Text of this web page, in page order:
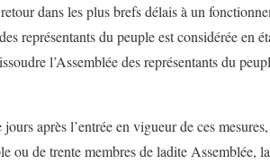
dans les plus brefs délais à un
représentants du peuple est considérée en
l’Assemblée des représentants du
après l’entrée en vigueur de ces
ou de trente membres de ladite